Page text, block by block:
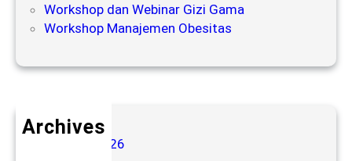
Workshop dan Webinar Gizi Gama
Workshop Manajemen Obesitas
Archives
August 2026